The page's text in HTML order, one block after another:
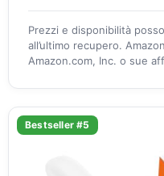
Prezzi e disponibilità
all’ultimo recupero.
Amazon.com, Inc. o sue
Bestseller #5